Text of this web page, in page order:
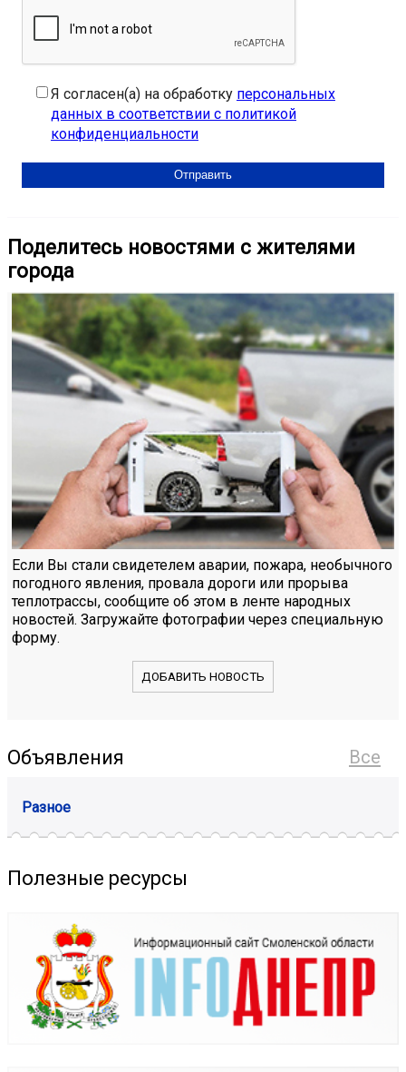
Я согласен(а) на обработку персональных
данных в соответствии с политикой
конфиденциальности
Поделитесь новостями с жителями
города
Если Вы стали свидетелем аварии, пожара, необычного
погодного явления, провала дороги или прорыва
теплотрассы, сообщите об этом в ленте народных
новостей. Загружайте фотографии через специальную
форму.
ДОБАВИТЬ НОВОСТЬ
Все
Объявления
Разное
Полезные ресурсы